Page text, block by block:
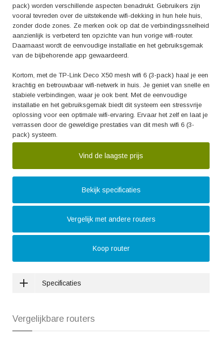
pack) worden verschillende aspecten benadrukt. Gebruikers zijn
vooral tevreden over de uitstekende wifi-dekking in hun hele huis,
zonder dode zones. Ze merken ook op dat de verbindingssnelheid
aanzienlijk is verbeterd ten opzichte van hun vorige wifi-router.
Daarnaast wordt de eenvoudige installatie en het gebruiksgemak
van de bijbehorende app gewaardeerd.
Kortom, met de TP-Link Deco X50 mesh wifi 6 (3-pack) haal je een
krachtig en betrouwbaar wifi-netwerk in huis. Je geniet van snelle en
stabiele verbindingen, waar je ook bent. Met de eenvoudige
installatie en het gebruiksgemak biedt dit systeem een stressvrije
oplossing voor een optimale wifi-ervaring. Ervaar het zelf en laat je
verrassen door de geweldige prestaties van dit mesh wifi 6 (3-
pack) systeem.
Vind de laagste prijs
Bekijk specificaties
Vergelijk met andere routers
Koop router
Specificaties
Vergelijkbare routers